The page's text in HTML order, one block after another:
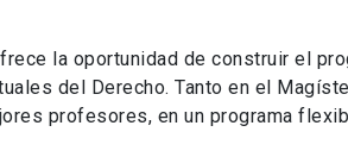
la oportunidad de construir el
del Derecho. Tanto en el
profesores, en un programa